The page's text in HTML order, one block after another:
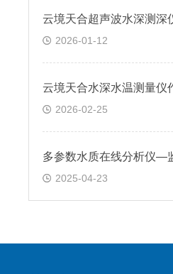
2026-01-12
2026-02-25
2025-04-23